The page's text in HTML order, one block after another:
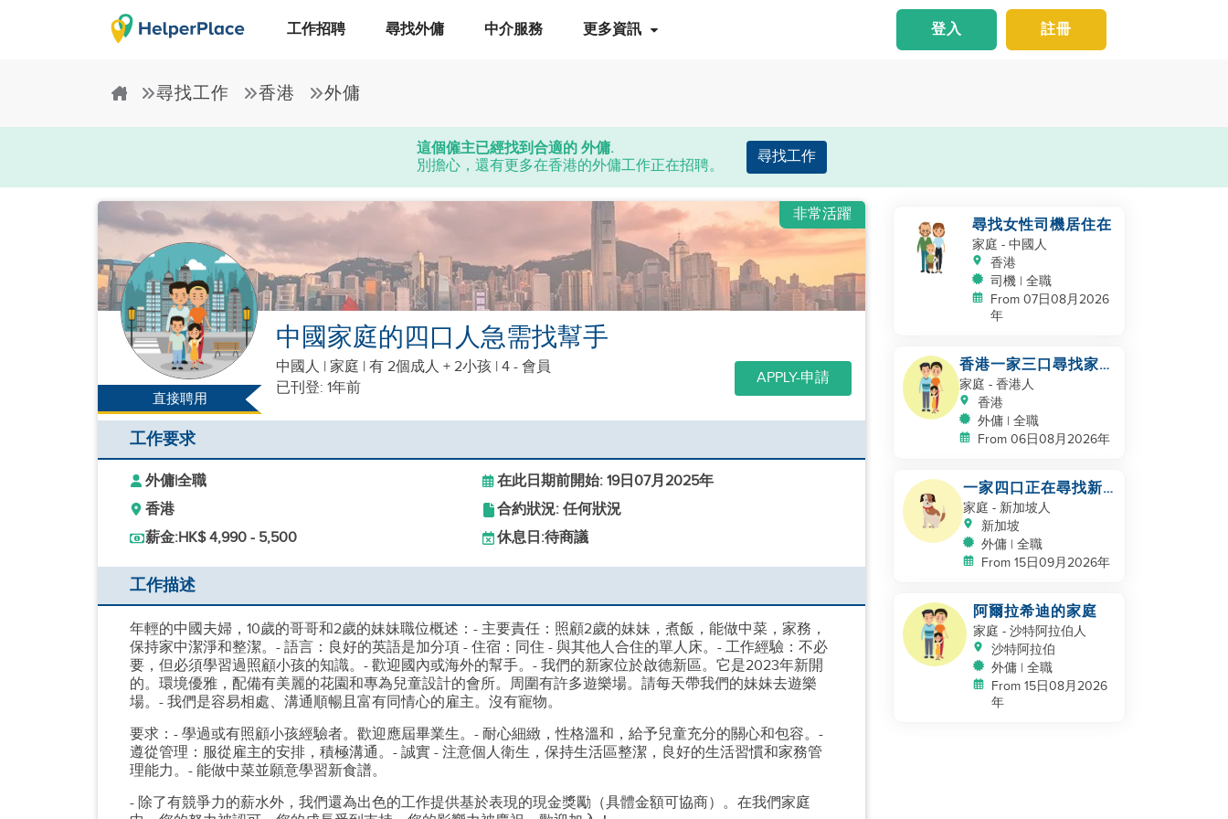
工作招聘 尋找外傭 中介服務 更多資訊 註冊
登入
尋找工作 香港 外傭
這個僱主已經找到合適的 外傭.
別擔心，還有更多在香港的外傭工作正在招聘。
尋找工作
直接聘用
非常活躍
中國家庭的四口人急需找幫手
中國人 | 家庭 | 有 2個成人 + 2小孩 | 4 - 會員
已刊登: 1年前
APPLY-申請
工作要求
外傭|全職
在此日期前開始: 19日07月2025年
香港
合約狀況: 任何狀況
薪金:HK$ 4,990 - 5,500 休息日:待商議
工作描述
年輕的中國夫婦，10歲的哥哥和2歲的妹妹職位概述：- 主要責任：照顧2歲的妹妹，煮飯，能做中菜，家務，
保持家中潔淨和整潔。- 語言：良好的英語是加分項 - 住宿：同住 - 與其他人合住的單人床。- 工作經驗：不必
要，但必須學習過照顧小孩的知識。- 歡迎國內或海外的幫手。- 我們的新家位於啟德新區。它是2023年新開
的。環境優雅，配備有美麗的花園和專為兒童設計的會所。周圍有許多遊樂場。請每天帶我們的妹妹去遊樂
場。- 我們是容易相處、溝通順暢且富有同情心的雇主。沒有寵物。
要求：- 學過或有照顧小孩經驗者。歡迎應屆畢業生。- 耐心細緻，性格溫和，給予兒童充分的關心和包容。-
遵從管理：服從雇主的安排，積極溝通。- 誠實 - 注意個人衛生，保持生活區整潔，良好的生活習慣和家務管
理能力。- 能做中菜並願意學習新食譜。
- 除了有競爭力的薪水外，我們還為出色的工作提供基於表現的現金獎勵（具體金額可協商）。在我們家庭
尋找女性司機居住在
家庭 - 中國人
香港
司機 | 全職
From 07日08月2026
年
香港一家三口尋找家政
服務員
家庭 - 香港人
香港
外傭 | 全職
From 06日08月2026年
一家四口正在尋找新
的幫手
家庭 - 新加坡人
新加坡
外傭 | 全職
From 15日09月2026年
阿爾拉希迪的家庭
家庭 - 沙特阿拉伯人
沙特阿拉伯
外傭 | 全職
From 15日08月2026
年